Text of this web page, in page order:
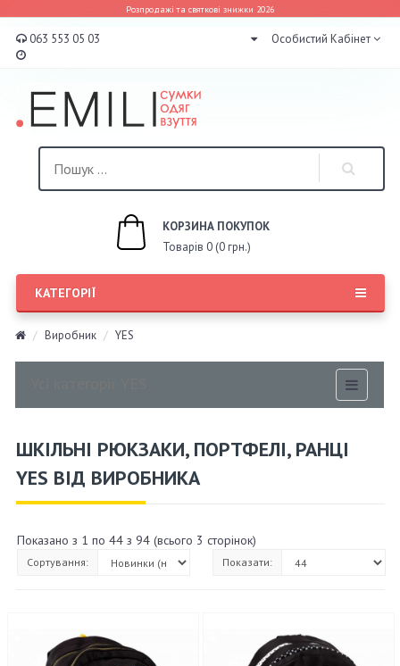
Розпродажі та святкові знижки 2026
063 553 05 03 Особистий Кабінет
КОРЗИНА ПОКУПОК
Товарів 0 (0 грн.)
КАТЕГОРІЇ
Виробник YES
ШКІЛЬНІ РЮКЗАКИ, ПОРТФЕЛІ, РАНЦІ
YES ВІД ВИРОБНИКА
Показано з 1 по 44 з 94 (всього 3 сторінок)
Сортування: Показати: